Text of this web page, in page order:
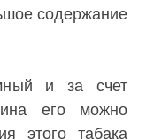
содержание
и за счет
его можно
этого табака